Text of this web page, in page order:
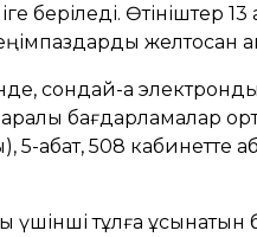
беріледі. Өтініштер 13
сондай-ақ
бағдарламалар
5-қабат, 508 кабинетте
үшінші тұлға